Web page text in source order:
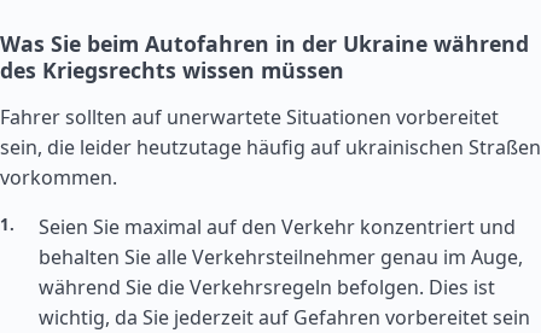
Was Sie beim Autofahren in der Ukraine während
des Kriegsrechts wissen müssen
Fahrer sollten auf unerwartete Situationen vorbereitet
sein, die leider heutzutage häufig auf ukrainischen Straßen
vorkommen.
Seien Sie maximal auf den Verkehr konzentriert und
behalten Sie alle Verkehrsteilnehmer genau im Auge,
während Sie die Verkehrsregeln befolgen. Dies ist
wichtig, da Sie jederzeit auf Gefahren vorbereitet sein